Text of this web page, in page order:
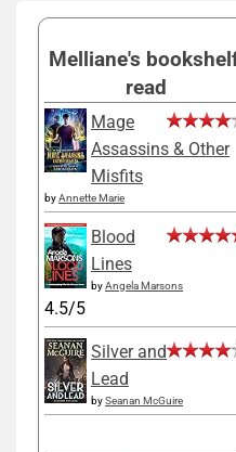
Melliane's
read
Mage
Assassins & Other
Misfits
byAnnette Marie
Blood
Lines
byAngela Marsons
4.5/5
Silver and
Lead
bySeanan McGuire